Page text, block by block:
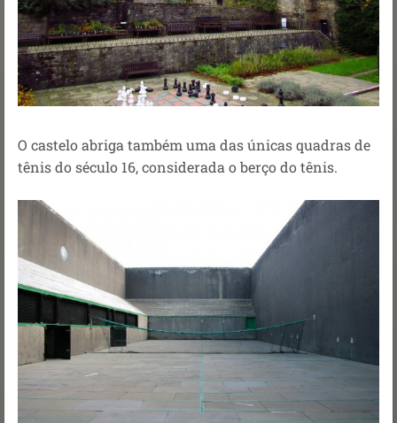
O castelo abriga também uma das únicas quadras de
tênis do século 16, considerada o berço do tênis.